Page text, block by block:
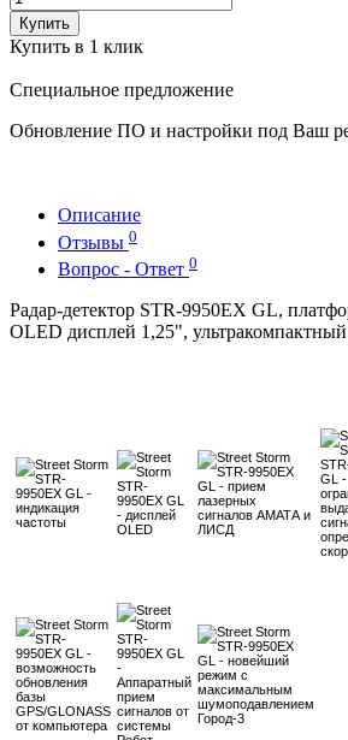
Купить
Купить в 1 клик
Специальное предложение
Обновление ПО и настройки под Ваш
Описание
Отзывы 0
Вопрос - Ответ 0
Радар-детектор STR-9950EX GL,
OLED дисплей 1,25",